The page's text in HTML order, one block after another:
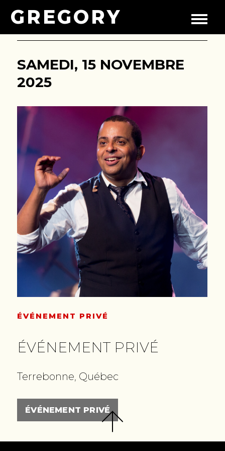
GREGORY
SAMEDI, 15 NOVEMBRE
2025
ÉVÉNEMENT PRIVÉ
ÉVÉNEMENT PRIVÉ
Terrebonne, Québec
ÉVÉNEMENT PRIVÉ